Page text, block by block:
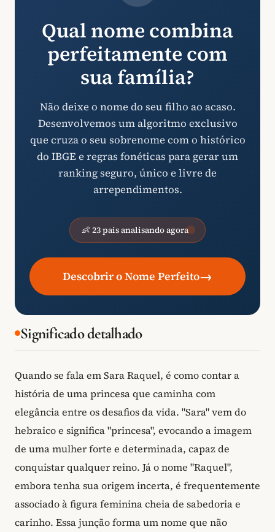
Qual nome combina
perfeitamente com
sua família?
Não deixe o nome do seu filho ao acaso.
Desenvolvemos um algoritmo exclusivo
que cruza o seu sobrenome com o histórico
do IBGE e regras fonéticas para gerar um
ranking seguro, único e livre de
arrependimentos.
👶 23 pais analisando agora
Descobrir o Nome Perfeito→
Significado detalhado
Quando se fala em Sara Raquel, é como contar a
história de uma princesa que caminha com
elegância entre os desafios da vida. "Sara" vem do
hebraico e significa "princesa", evocando a imagem
de uma mulher forte e determinada, capaz de
conquistar qualquer reino. Já o nome "Raquel",
embora tenha sua origem incerta, é frequentemente
associado à figura feminina cheia de sabedoria e
carinho. Essa junção forma um nome que não